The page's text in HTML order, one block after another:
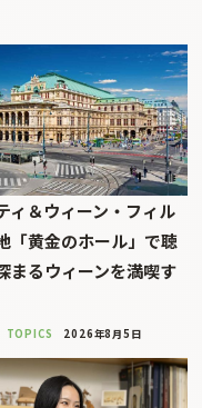
ィ＆ウィーン・フィル
「黄金のホール」で聴
まるウィーンを満喫す
TOPICS 2026年8月5日